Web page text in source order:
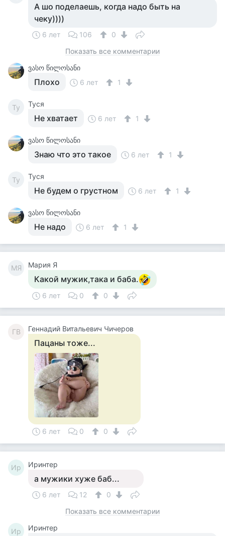
А шо поделаешь, когда надо быть на
чеку))))
6 лет 106
0
Показать все комментарии
ვასო წილოსანი
Плохо 6 лет 1
Ty Tycя
Не хватает 6 лет 1
ვასო წილოსანი
Знаю что это такое 6 лет 1
Ty Tycя
Не будем о грустном 6 лет 1
ვასო წილოსანი
Не надо 6 лет 1
МЯ Мария Я
Какой мужик,така и баба.
6 лет 0 0
ГВ Геннадий Витальевич Чичеров
Пацаны тоже...
6 лет 0 0
Ир Иринтер
а мужики хуже баб...
6 лет 12
0
Показать все комментарии
Ир Иринтер